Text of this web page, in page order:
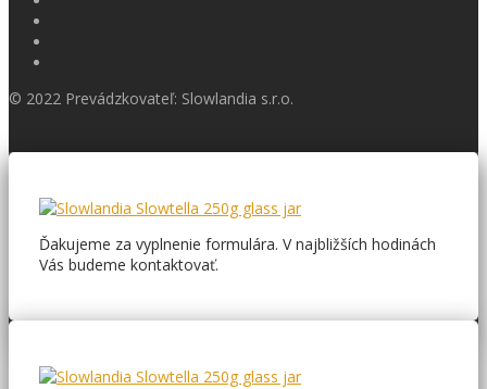
© 2022 Prevádzkovateľ: Slowlandia s.r.o.
Ďakujeme za vyplnenie formulára. V najbližších hodinách
Vás budeme kontaktovať.